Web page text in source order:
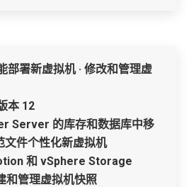
部署新虚拟机 · 修改和管理虚
本 12
Server 的库存和数据库中移
文件个性化新虚拟机
和 vSphere Storage
和管理虚拟机快照